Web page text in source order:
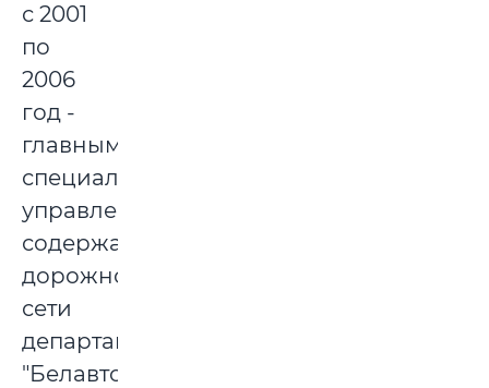
с 2001
по
2006
год -
главным
специалистом
управления
содержания
дорожной
сети
департамента
"Белавтодор"